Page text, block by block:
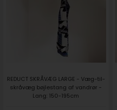
REDUCT SKRÅVÆG LARGE - Væg-til-
skråvæg bøjlestang af vandrør -
Lang: 150-195cm